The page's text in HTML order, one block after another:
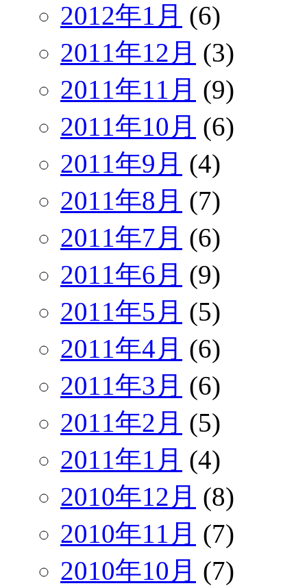
2012年1月 (6)
2011年12月 (3)
2011年11月 (9)
2011年10月 (6)
2011年9月 (4)
2011年8月 (7)
2011年7月 (6)
2011年6月 (9)
2011年5月 (5)
2011年4月 (6)
2011年3月 (6)
2011年2月 (5)
2011年1月 (4)
2010年12月 (8)
2010年11月 (7)
2010年10月 (7)